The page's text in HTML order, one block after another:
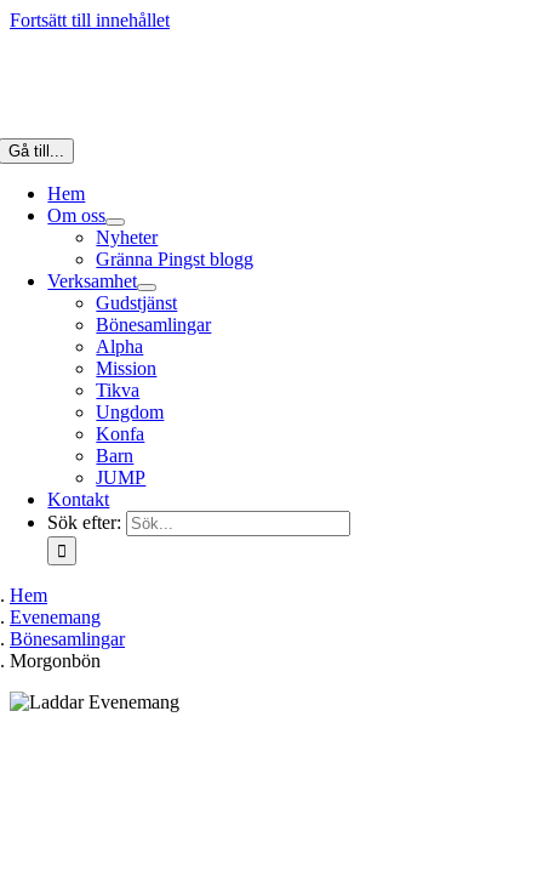
Fortsätt till innehållet
Gå till...
Hem
Om oss
Nyheter
Gränna Pingst blogg
Verksamhet
Gudstjänst
Bönesamlingar
Alpha
Mission
Tikva
Ungdom
Konfa
Barn
JUMP
Kontakt
Sök efter:
Hem
Evenemang
Bönesamlingar
Morgonbön